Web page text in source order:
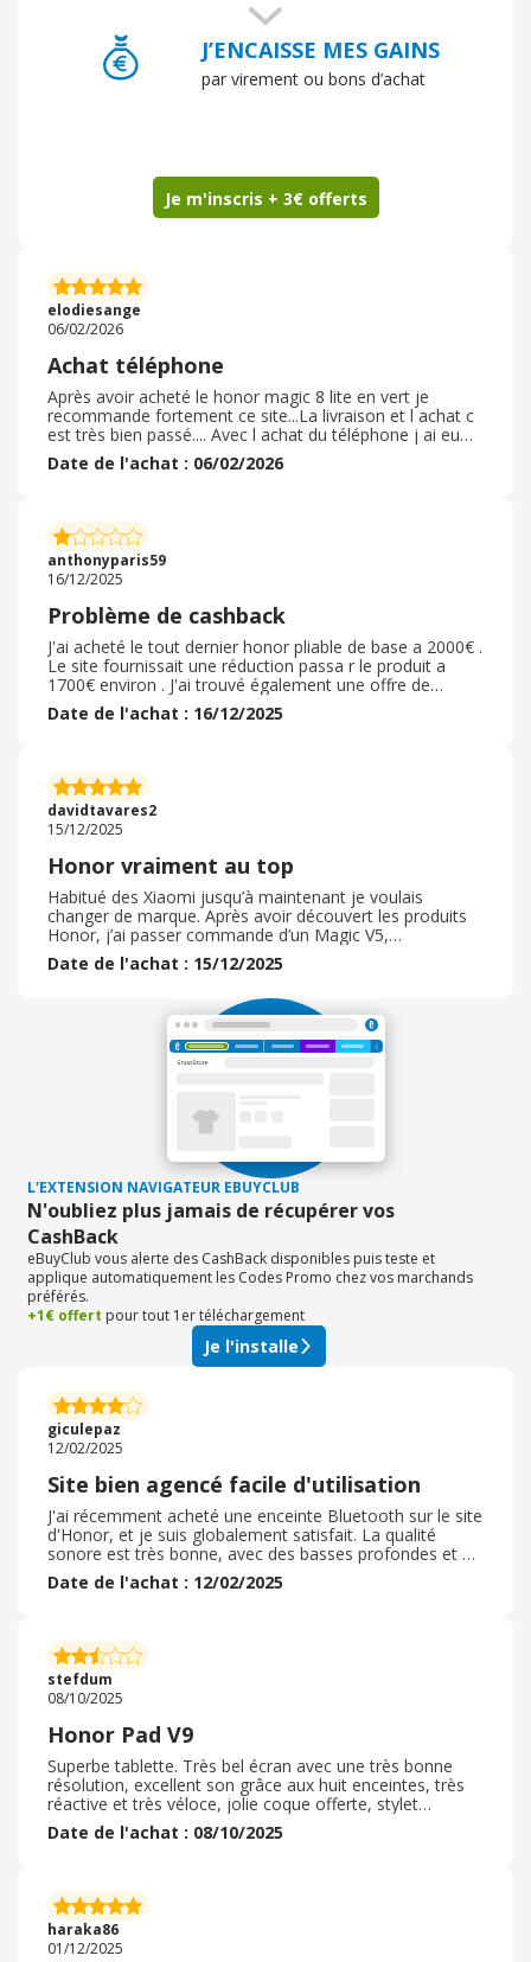
J’ENCAISSE MES GAINS
par virement ou bons d’achat
Je m'inscris + 3€ offerts
elodiesange
06/02/2026
Achat téléphone
Après avoir acheté le honor magic 8 lite en vert je
recommande fortement ce site...La livraison et l achat c
est très bien passé.... Avec l achat du téléphone j ai eu
des cadeaux ( une montre, une coque transparente avec
des arrière ) et une remise sur le chargeur de
rapidement et très bon état. . La livraison s est très bien
passée et très sécurisé...Je recommande donc fortement
le site honor
Date de l'achat : 06/02/2026
anthonyparis59
16/12/2025
Problème de cashback
J'ai acheté le tout dernier honor pliable de base a 2000€ .
Le site fournissait une réduction passa r le produit a
1700€ environ . J'ai trouvé également une offre de
cashback me permettant de récupérer 250€
supplémentaires. Je vois bien le cashback en attente
mais ils me donnent diverses excuses pour ne pas les
valider. Par exemple qu'il y avait déjà une réduction de
base, qu'ils ne font pas d'offre cashback ...Alors
comment puis je avoir un solde en attente relié à leur
produit...Je suis donc en attente de validation, je pense
qu ils trouveront le moyen de ne pas me payer...Pour
information je vous invite a être vigilant et choisir une
autre marque plus respectueuse des offres qu'ils
proposent.
Date de l'achat : 16/12/2025
davidtavares2
15/12/2025
Honor vraiment au top
Habitué des Xiaomi jusqu’à maintenant je voulais
changer de marque. Après avoir découvert les produits
Honor, j’ai passer commande d’un Magic V5,
smartphone pliant. Et bien, je suis bluffé. Produit au top.
La qualité de fabrication est vraiment très bonne. Il est
L’es deux écrans sont juste magnifique. Après quelques
heures à utiliser le système Magic OS, il est simple
convivial et performant. Commande passée sur le site
Honor pendant le black friday. Smartphone performant
Commande reçu très rapidement.
Date de l'achat : 15/12/2025
L'EXTENSION NAVIGATEUR EBUYCLUB
N'oubliez plus jamais de récupérer vos
CashBack
eBuyClub vous alerte des CashBack disponibles puis teste et
applique automatiquement les Codes Promo chez vos marchands
préférés.
+1€ offert pour tout 1er téléchargement
Je l'installe
giculepaz
12/02/2025
Site bien agencé facile d'utilisation
J'ai récemment acheté une enceinte Bluetooth sur le site
d'Honor, et je suis globalement satisfait. La qualité
sonore est très bonne, avec des basses profondes et un
son clair. L'autonomie est correcte, environ 10 heures
d'utilisation. Le design est élégant et compact, facile à
Bon rapport qualité-prix, je recommande pour un usage
quotidien, aussi bien en intérieur qu'en extérieur. Le site
est bien agencé
Date de l'achat : 12/02/2025
stefdum
08/10/2025
Honor Pad V9
Superbe tablette. Très bel écran avec une très bonne
résolution, excellent son grâce aux huit enceintes, très
réactive et très véloce, jolie coque offerte, stylet
également offert. Très bon prix grâce au cumul des
réductions et des points offerts en participant
également hyper rapide, commande passe le lundi avant
midi et livraison en point relais le lendemain à midi. Je
recommande cette tablette.
Date de l'achat : 08/10/2025
haraka86
01/12/2025